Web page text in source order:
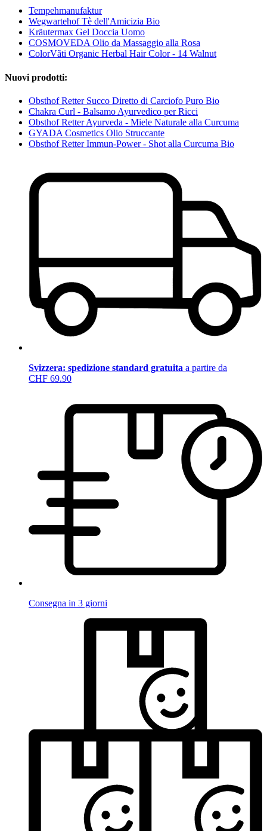
Tempehmanufaktur
Wegwartehof Tè dell'Amicizia Bio
Kräutermax Gel Doccia Uomo
COSMOVEDA Olio da Massaggio alla Rosa
ColorVãti Organic Herbal Hair Color - 14 Walnut
Nuovi prodotti:
Obsthof Retter Succo Diretto di Carciofo Puro Bio
Chakra Curl - Balsamo Ayurvedico per Ricci
Obsthof Retter Ayurveda - Miele Naturale alla Curcuma
GYADA Cosmetics Olio Struccante
Obsthof Retter Immun-Power - Shot alla Curcuma Bio
Svizzera: spedizione standard gratuita a partire da
CHF 69.90
Consegna in 3 giorni